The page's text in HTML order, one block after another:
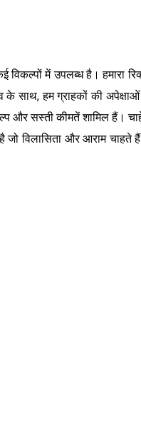
में उपलब्ध है। हमारा
साथ, हम ग्राहकों की
और सस्ती कीमतें शामिल हैं।
जो विलासिता और आराम